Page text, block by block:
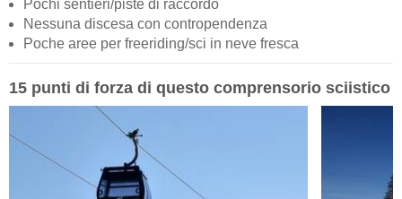
Pochi sentieri/piste di raccordo
Nessuna discesa con contropendenza
Poche aree per freeriding/sci in neve fresca
15 punti di forza di questo comprensorio sciistico